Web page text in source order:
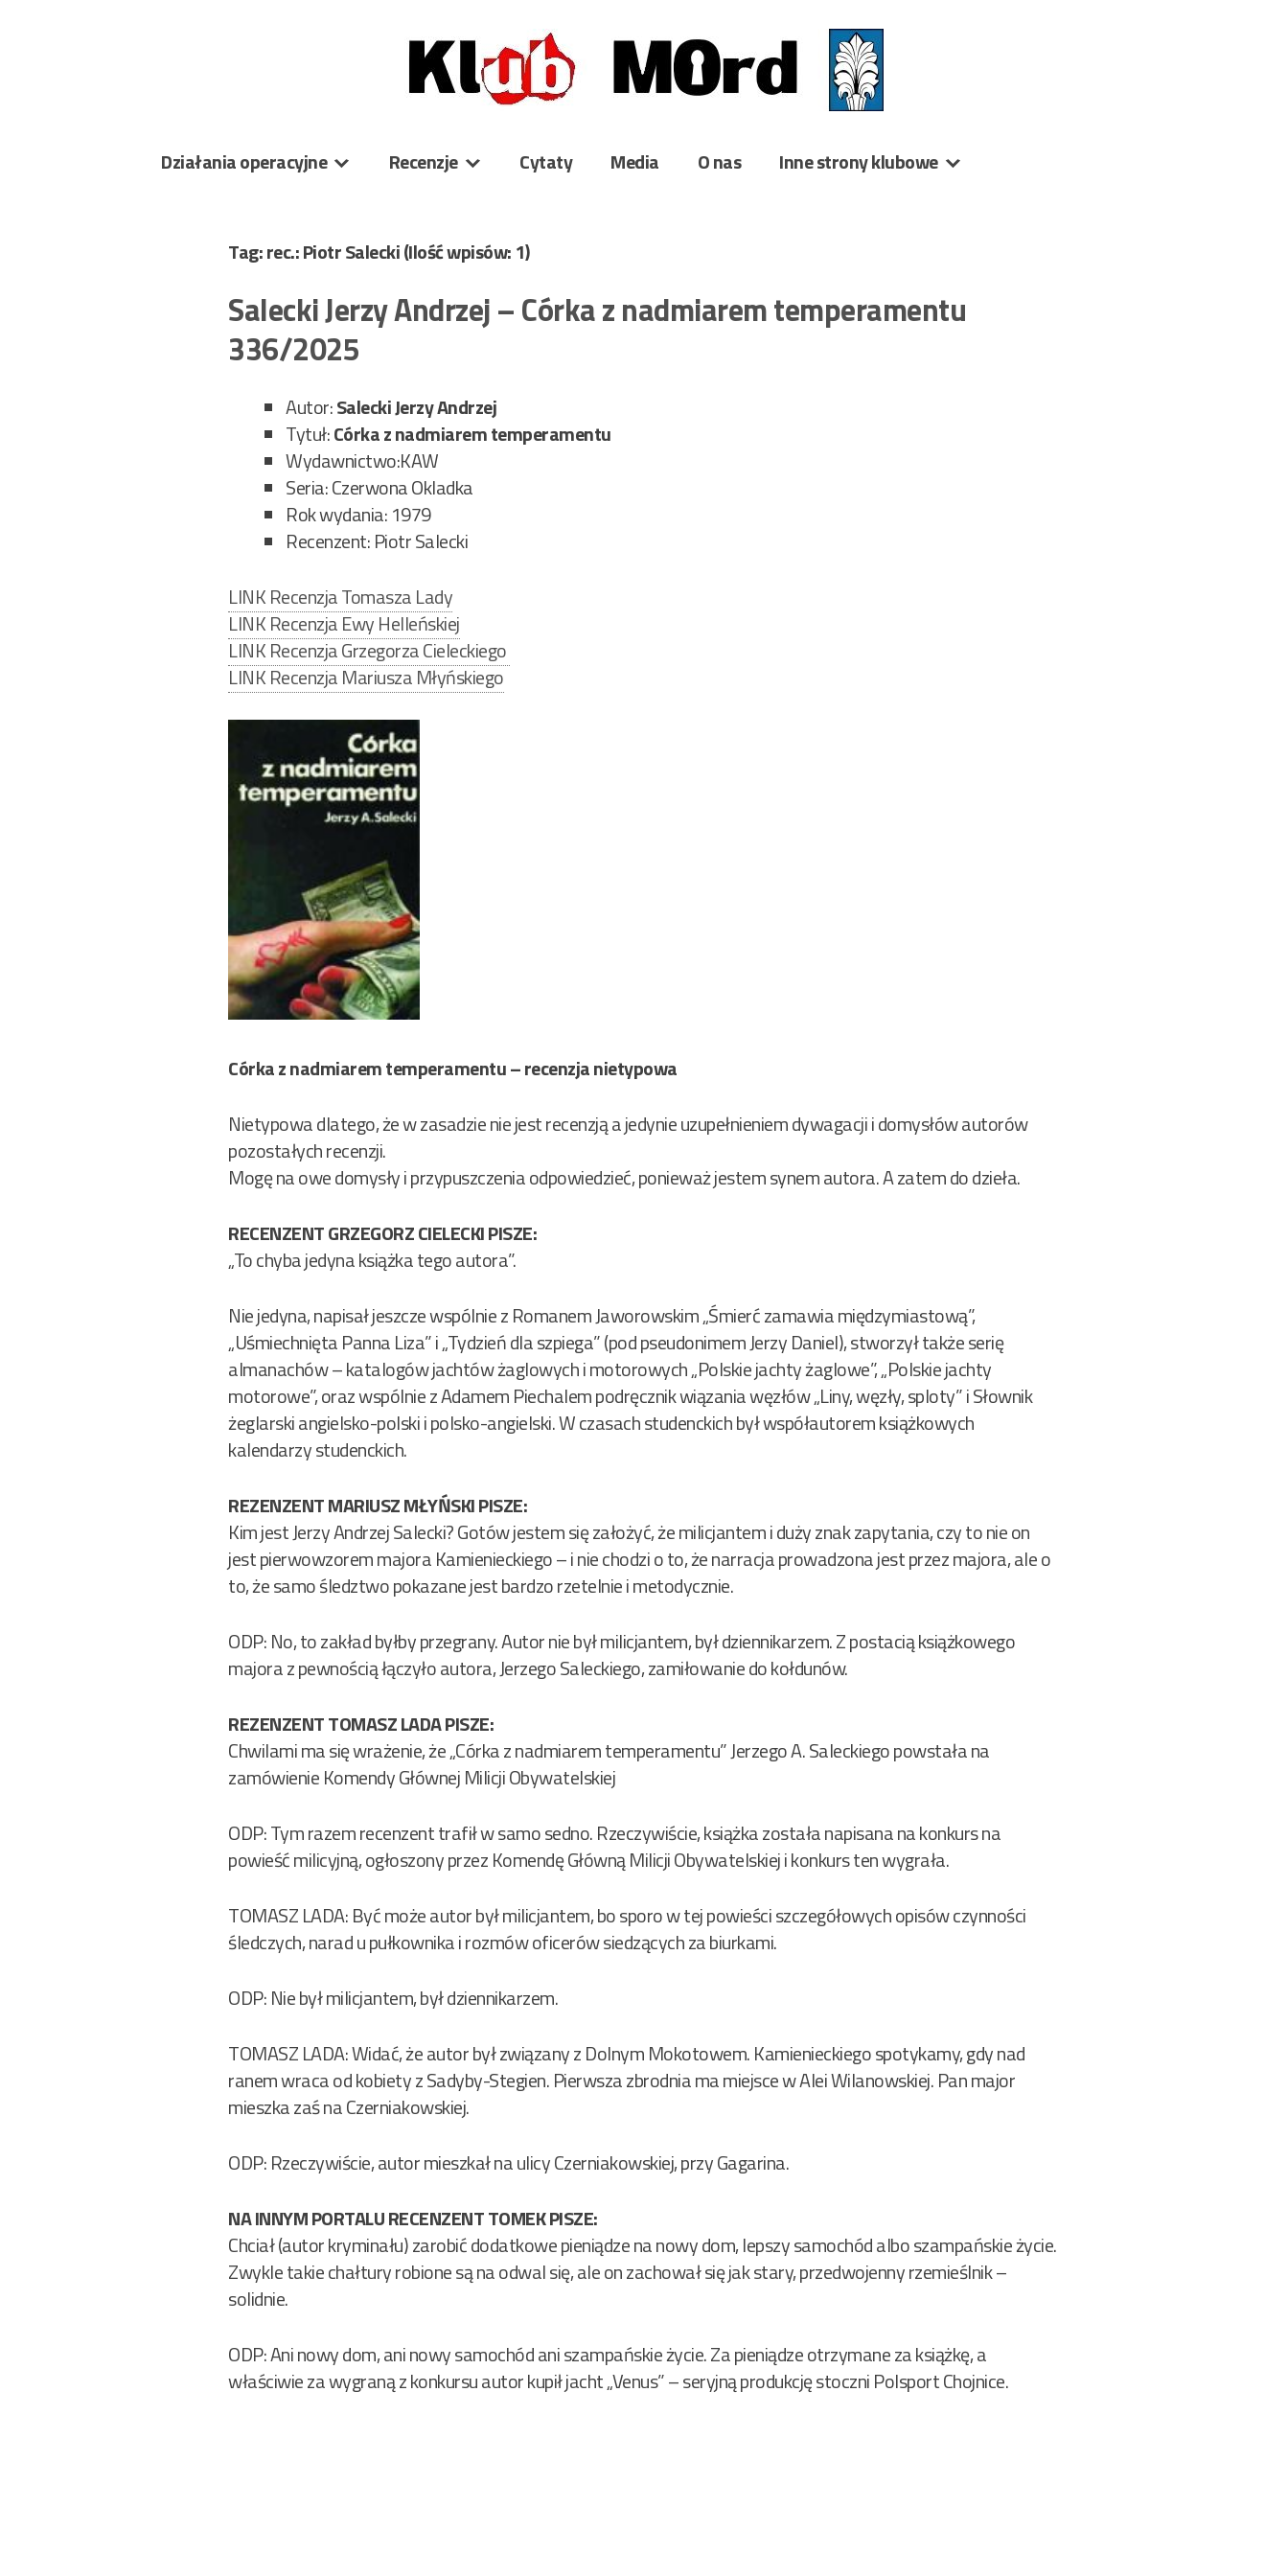
Działania operacyjne Recenzje Cytaty Media O nas Inne strony klubowe
Tag: rec.: Piotr Salecki(Ilość wpisów: 1)
Salecki Jerzy Andrzej – Córka z nadmiarem temperamentu
336/2025
Autor:Salecki Jerzy Andrzej
Tytuł:Córka z nadmiarem temperamentu
Wydawnictwo:KAW
Seria: Czerwona Okladka
Rok wydania: 1979
Recenzent: Piotr Salecki
LINK Recenzja Tomasza Lady
LINK Recenzja Ewy Helleńskiej
LINK Recenzja Grzegorza Cieleckiego
LINK Recenzja Mariusza Młyńskiego
Córka z nadmiarem temperamentu – recenzja nietypowa
Nietypowa dlatego, że w zasadzie nie jest recenzją a jedynie uzupełnieniem dywagacji i domysłów autorów
pozostałych recenzji.
Mogę na owe domysły i przypuszczenia odpowiedzieć, ponieważ jestem synem autora. A zatem do dzieła.
RECENZENT GRZEGORZ CIELECKI PISZE:
„To chyba jedyna książka tego autora”.
Nie jedyna, napisał jeszcze wspólnie z Romanem Jaworowskim „Śmierć zamawia międzymiastową”,
„Uśmiechnięta Panna Liza” i „Tydzień dla szpiega” (pod pseudonimem Jerzy Daniel), stworzył także serię
almanachów – katalogów jachtów żaglowych i motorowych „Polskie jachty żaglowe”, „Polskie jachty
motorowe”, oraz wspólnie z Adamem Piechalem podręcznik wiązania węzłów „Liny, węzły, sploty” i Słownik
żeglarski angielsko-polski i polsko-angielski. W czasach studenckich był współautorem książkowych
kalendarzy studenckich.
REZENZENT MARIUSZ MŁYŃSKI PISZE:
Kim jest Jerzy Andrzej Salecki? Gotów jestem się założyć, że milicjantem i duży znak zapytania, czy to nie on
jest pierwowzorem majora Kamienieckiego – i nie chodzi o to, że narracja prowadzona jest przez majora, ale o
to, że samo śledztwo pokazane jest bardzo rzetelnie i metodycznie.
ODP: No, to zakład byłby przegrany. Autor nie był milicjantem, był dziennikarzem. Z postacią książkowego
majora z pewnością łączyło autora, Jerzego Saleckiego, zamiłowanie do kołdunów.
REZENZENT TOMASZ LADA PISZE:
Chwilami ma się wrażenie, że „Córka z nadmiarem temperamentu” Jerzego A. Saleckiego powstała na
zamówienie Komendy Głównej Milicji Obywatelskiej
ODP: Tym razem recenzent trafił w samo sedno. Rzeczywiście, książka została napisana na konkurs na
powieść milicyjną, ogłoszony przez Komendę Główną Milicji Obywatelskiej i konkurs ten wygrała.
TOMASZ LADA: Być może autor był milicjantem, bo sporo w tej powieści szczegółowych opisów czynności
śledczych, narad u pułkownika i rozmów oficerów siedzących za biurkami.
ODP: Nie był milicjantem, był dziennikarzem.
TOMASZ LADA: Widać, że autor był związany z Dolnym Mokotowem. Kamienieckiego spotykamy, gdy nad
ranem wraca od kobiety z Sadyby-Stegien. Pierwsza zbrodnia ma miejsce w Alei Wilanowskiej. Pan major
mieszka zaś na Czerniakowskiej.
ODP: Rzeczywiście, autor mieszkał na ulicy Czerniakowskiej, przy Gagarina.
NA INNYM PORTALU RECENZENT TOMEK PISZE:
Chciał (autor kryminału) zarobić dodatkowe pieniądze na nowy dom, lepszy samochód albo szampańskie życie.
Zwykle takie chałtury robione są na odwal się, ale on zachował się jak stary, przedwojenny rzemieślnik –
solidnie.
ODP: Ani nowy dom, ani nowy samochód ani szampańskie życie. Za pieniądze otrzymane za książkę, a
właściwie za wygraną z konkursu autor kupił jacht „Venus” – seryjną produkcję stoczni Polsport Chojnice.